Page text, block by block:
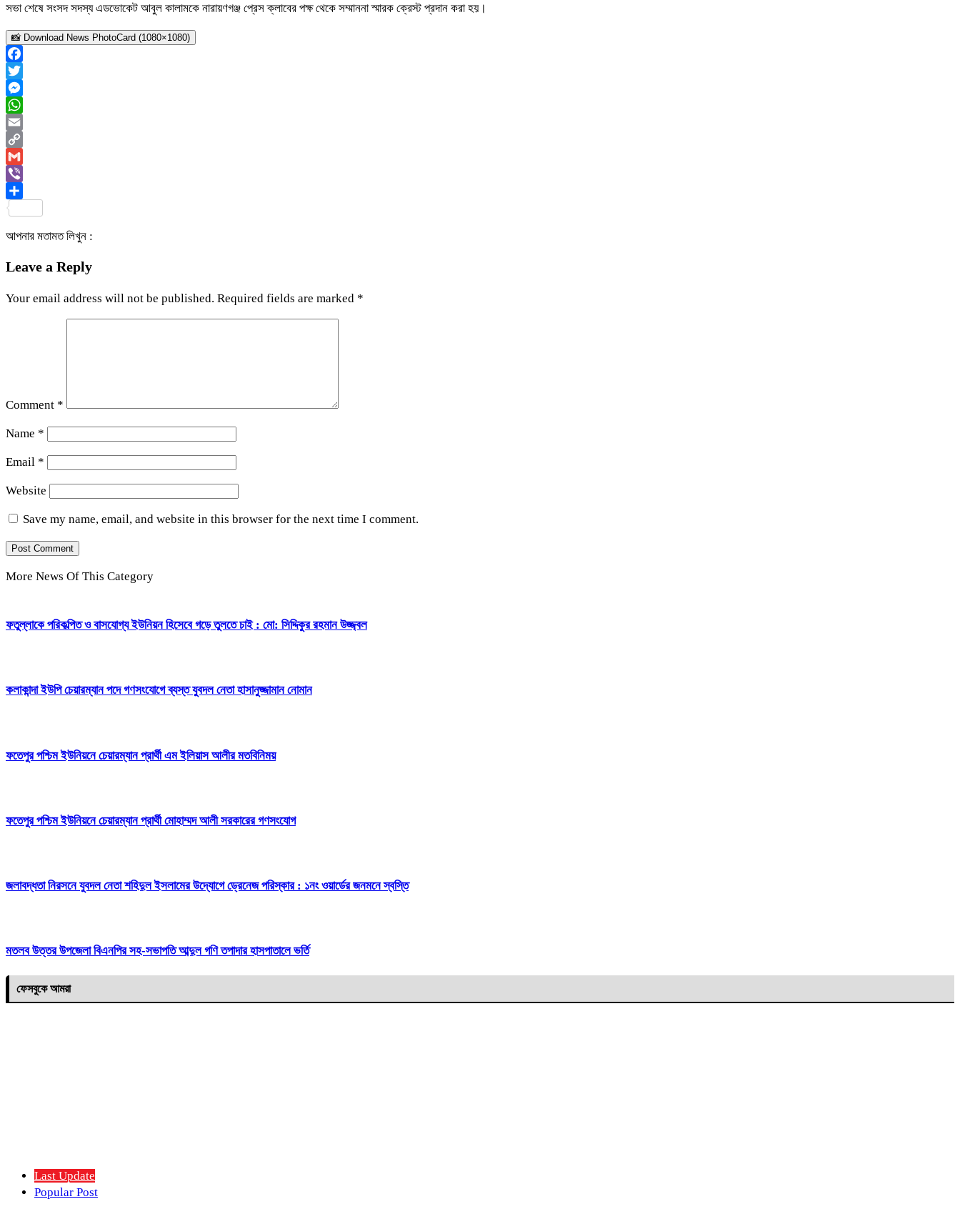
সভা শেষে সংসদ সদস্য এডভোকেট আবুল কালামকে নারায়ণগঞ্জ প্রেস ক্লাবের পক্ষ থেকে সম্মাননা স্মারক ক্রেস্ট প্রদান করা হয়।
📸 Download News PhotoCard (1080×1080)
Facebook
Twitter
Messenger
WhatsApp
Email
Copy
Link
Gmail
Viber
আপনার মতামত লিখুন :
Leave a Reply
Your email address will not be published. Required fields are marked *
Comment *
Name *
Email *
Website
Save my name, email, and website in this browser for the next time I comment.
More News Of This Category
ফতুল্লাকে পরিকল্পিত ও বাসযোগ্য ইউনিয়ন হিসেবে গড়ে তুলতে চাই : মো: সিদ্দিকুর রহমান উজ্জ্বল
কলাকান্দা ইউপি চেয়ারম্যান পদে গণসংযোগে ব্যস্ত যুবদল নেতা হাসানুজ্জামান নোমান
ফতেপুর পশ্চিম ইউনিয়নে চেয়ারম্যান প্রার্থী এম ইলিয়াস আলীর মতবিনিময়
ফতেপুর পশ্চিম ইউনিয়নে চেয়ারম্যান প্রার্থী মোহাম্মদ আলী সরকারের গণসংযোগ
জলাবদ্ধতা নিরসনে যুবদল নেতা শহিদুল ইসলামের উদ্যোগে ড্রেনেজ পরিস্কার : ১নং ওয়ার্ডের জনমনে স্বস্তি
মতলব উত্তর উপজেলা বিএনপির সহ-সভাপতি আব্দুল গণি তপাদার হাসপাতালে ভর্তি
ফেসবুকে আমরা
Last Update
Popular Post